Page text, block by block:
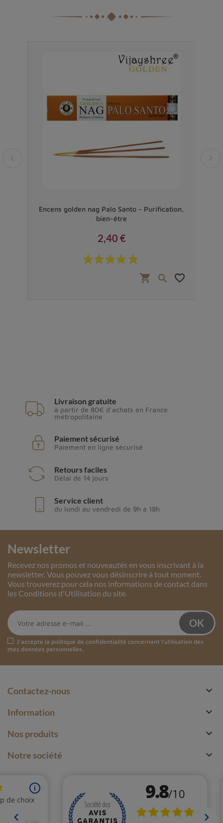
Encens golden nag Palo Santo - Purification,
bien-être
Prix
2,40 €
shopping_cart  favorite_border
Livraison gratuite
à partir de 80€ d'achats en France
métropolitaine
Paiement sécurisé
Paiement en ligne sécurisé
Retours faciles
Délai de 14 jours
Service client
du lundi au vendredi de 9h à 18h
Newsletter
Recevez nos promos et nouveautés en vous inscrivant à la
newsletter. Vous pouvez vous désinscrire à tout moment.
Vous trouverez pour cela nos informations de contact dans
les Conditions d'Utilisation du site.
J'accepte la politique de confidentialité concernant l'utilisation des
mes données personnelles.
Contactez-nous 
Information 
Nos produits 
Notre société 